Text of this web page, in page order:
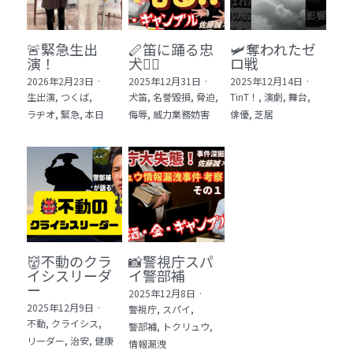
🚨緊急生出
演！
2026年2月23日 ·
生出演, つくば,
ラヂオ, 緊急, 本日
🪈笛に踊る忠
犬🐕‍🦺
2025年12月31日 ·
犬笛, 名誉毀損, 脅迫,
侮辱, 威力業務妨害
🛩️奪われたゼ
ロ戦
2025年12月14日 ·
TinT！, 演劇, 舞台,
俳優, 芝居
👹不動のクラ
イシスリーダ
ー
2025年12月9日 ·
不動, クライシス,
リーダー, 治安, 健康
📸警視庁スパ
イ警部補
2025年12月8日 ·
警視庁, スパイ,
警部補, トクリュウ,
情報漏洩